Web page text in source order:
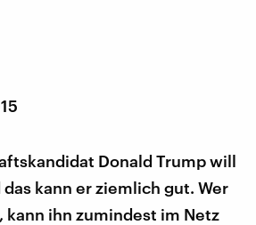
Donald Trump will
kann er ziemlich gut. Wer
kann ihn zumindest im Netz